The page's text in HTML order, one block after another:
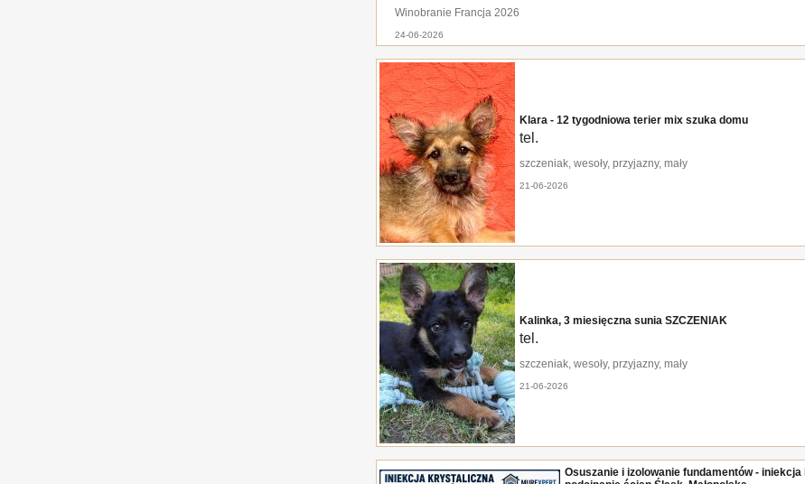
Winobranie Francja 2026
24-06-2026
Klara - 12 tygodniowa terier mix szuka domu
tel.
szczeniak, wesoły, przyjazny, mały
21-06-2026
Kalinka, 3 miesięczna sunia SZCZENIAK
tel.
szczeniak, wesoły, przyjazny, mały
21-06-2026
Osuszanie i izolowanie fundamentów -